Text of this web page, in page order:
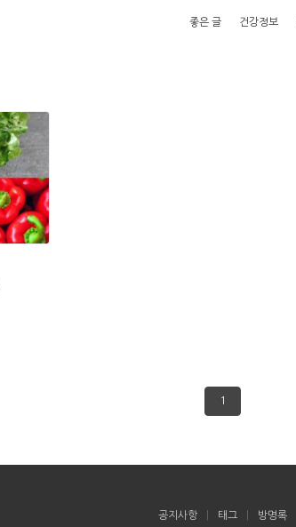
좋은 글 건강정보
1
공지사항 태그 방명록